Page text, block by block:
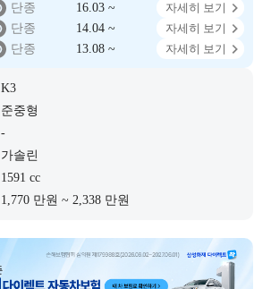
단종 16.03 ~
자세히 보기
단종 14.04 ~
자세히 보기
단종 13.08 ~ 자세히 보기
K3
준중형
-
가솔린
1591 cc
1,770 만원 ~ 2,338 만원